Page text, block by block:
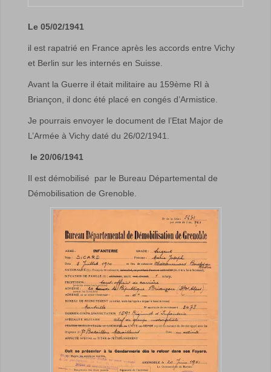
Le 05/02/1941
il est rapatrié en France après les accords entre Vichy
et Berlin sur les internés en Suisse.
Avant la Guerre il était militaire au 159ème RI à
Briançon, il donc été placé en congés d’Armistice.
Je pourrais envoyer le document de l’Etat Major de
L’Armée à Vichy daté du 26/02/1941.
le 20/06/1941
Il est démobilisé
par le Bureau Départemental de
Démobilisation de Grenoble.